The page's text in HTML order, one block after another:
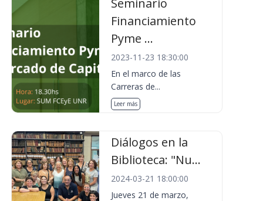
Seminario
Financiamiento
Pyme ...
2023-11-23 18:30:00
En el marco de las
Carreras de...
Leer más
Diálogos en la
Biblioteca: "Nu...
2024-03-21 18:00:00
Jueves 21 de marzo,